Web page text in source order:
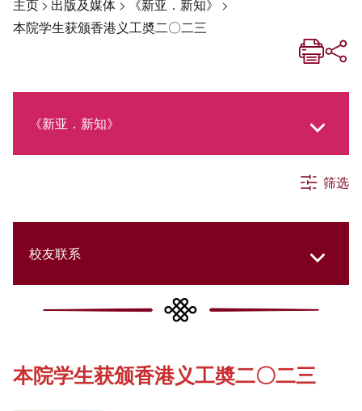
主页> 出版及媒体 > 《新亚．新知》 >
本院学生获颁香港义工奬二〇二三
《新亚．新知》
社交媒体专栏
《新亚简讯》
《新亚书院概览》
筛选
校友联系
College Updates
Cultural Topics
本院学生获颁香港义工奬二〇二三